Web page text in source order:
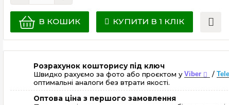
В КОШИК КУПИТИ В 1 КЛІК
Розрахунок кошторису під ключ
Швидко рахуємо за фото або проєктом уViber /
оптимальні аналоги без втрати якості.
Оптова ціна з першого замовлення